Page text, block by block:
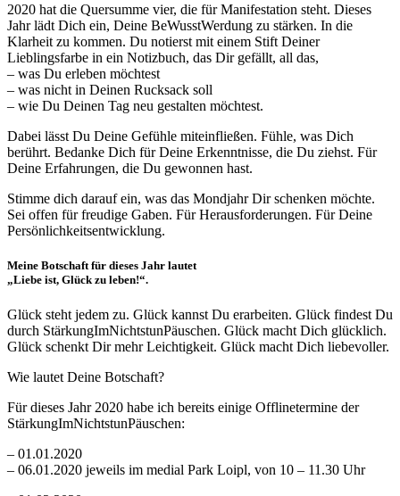
2020 hat die Quersumme vier, die für Manifestation steht. Dieses
Jahr lädt Dich ein, Deine BeWusstWerdung zu stärken. In die
Klarheit zu kommen. Du notierst mit einem Stift Deiner
Lieblingsfarbe in ein Notizbuch, das Dir gefällt, all das,
– was Du erleben möchtest
– was nicht in Deinen Rucksack soll
– wie Du Deinen Tag neu gestalten möchtest.
Dabei lässt Du Deine Gefühle miteinfließen. Fühle, was Dich
berührt. Bedanke Dich für Deine Erkenntnisse, die Du ziehst. Für
Deine Erfahrungen, die Du gewonnen hast.
Stimme dich darauf ein, was das Mondjahr Dir schenken möchte.
Sei offen für freudige Gaben. Für Herausforderungen. Für Deine
Persönlichkeitsentwicklung.
Meine Botschaft für dieses Jahr lautet
„Liebe ist, Glück zu leben!“.
Glück steht jedem zu. Glück kannst Du erarbeiten. Glück findest Du
durch StärkungImNichtstunPäuschen. Glück macht Dich glücklich.
Glück schenkt Dir mehr Leichtigkeit. Glück macht Dich liebevoller.
Wie lautet Deine Botschaft?
Für dieses Jahr 2020 habe ich bereits einige Offlinetermine der
StärkungImNichtstunPäuschen:
– 01.01.2020
– 06.01.2020 jeweils im medial Park Loipl, von 10 – 11.30 Uhr